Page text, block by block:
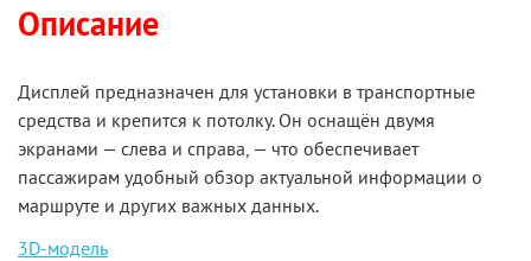
Описание
Дисплей предназначен для установки в транспортные
средства и крепится к потолку. Он оснащён двумя
экранами — слева и справа, — что обеспечивает
пассажирам удобный обзор актуальной информации о
маршруте и других важных данных.
3D-модель